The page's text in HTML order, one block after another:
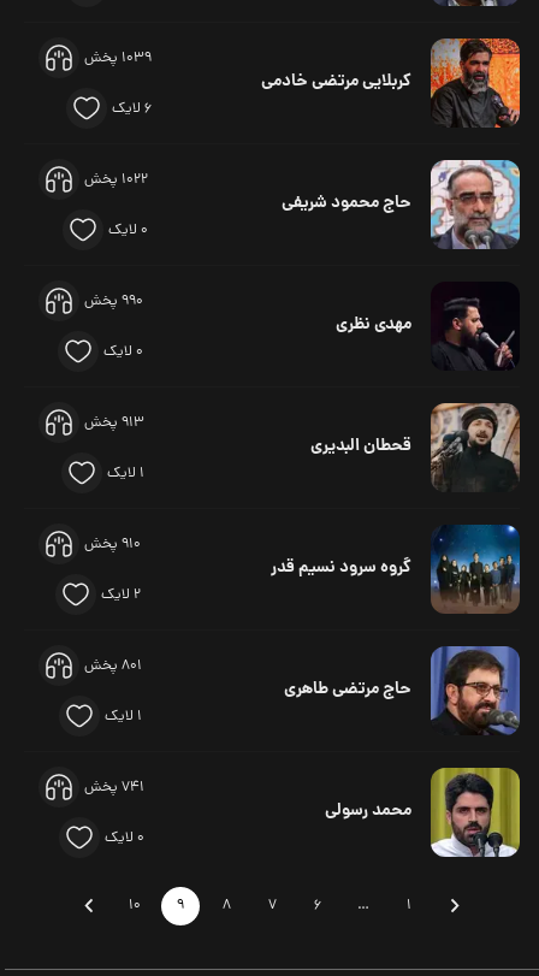
کربلایی مرتضی خادمی
1039 پخش
6 لایک
حاج محمود شریفی
1022 پخش
0 لایک
مهدی نظری
990 پخش
0 لایک
قحطان البدیری
913 پخش
1 لایک
گروه سرود نسیم قدر
910 پخش
2 لایک
حاج مرتضی طاهری
801 پخش
1 لایک
محمد رسولی
741 پخش
0 لایک
1
…
6
7
8
9
10